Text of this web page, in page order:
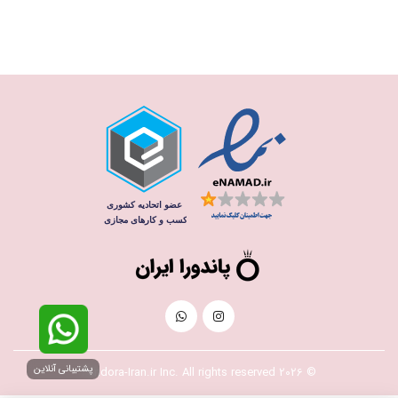
© 2026 Pandora-Iran.ir Inc. All rights reserved پشتیبانی آنلاین